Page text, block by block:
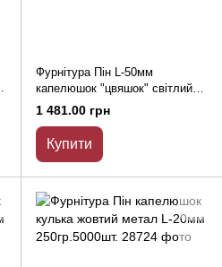
Фурнітура Пін L-50мм
капелюшок "цвяшок" світлий
метал 1кг
1 481.00 грн
Купити